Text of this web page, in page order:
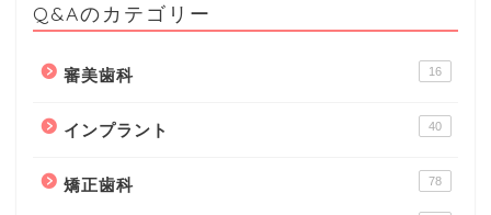
Q&Aのカテゴリー
審美歯科 16
インプラント 40
矯正歯科 78